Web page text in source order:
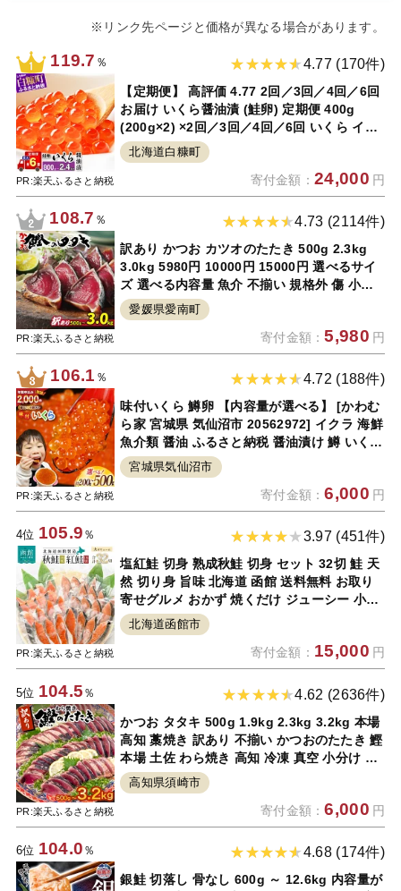
※リンク先ページと価格が異なる場合があります。
119.7 ％
PR:楽天ふるさと納税
4.77 (170件)
【定期便】 高評価 4.77 2回／3回／4回／6回
お届け いくら醤油漬 (鮭卵) 定期便 400g
(200g×2) ×2回／3回／4回／6回 いくら イク
ラ 鮭いくら 鮭イクラ 醤油漬け 鮭 魚卵 魚 魚
介 小分け 人気 ふるさと納税 海鮮 いくらの町
北海道白糠町
寄付金額：24,000 円
108.7 ％
PR:楽天ふるさと納税
4.73 (2114件)
訳あり かつお カツオのたたき 500g 2.3kg
3.0kg 5980円 10000円 15000円 選べるサイ
ズ 選べる内容量 魚介 不揃い 規格外 傷 小分
け 真空 パック 新鮮 鮮魚 天然 鰹 かつお 四国
一 水揚げ 肉 厚 タタキ 冷凍 大容量 ハマスイ
愛媛県愛南町
寄付金額：5,980 円
106.1 ％
PR:楽天ふるさと納税
4.72 (188件)
味付いくら 鱒卵 【内容量が選べる】 [かわむ
ら家 宮城県 気仙沼市 20562972] イクラ 海鮮
魚介類 醤油 ふるさと納税 醤油漬け 鱒 いくら
200g 400g 500g
宮城県気仙沼市
寄付金額：6,000 円
4位 105.9 ％
PR:楽天ふるさと納税
3.97 (451件)
塩紅鮭 切身 熟成秋鮭 切身 セット 32切 鮭 天
然 切り身 旨味 北海道 函館 送料無料 お取り
寄せグルメ おかず 焼くだけ ジューシー 小分
け ホイル焼き 真空パック 鮮度長持ち 朝食 弁
当 しゃけ
北海道函館市
寄付金額： 15,000 円
5位 104.5 ％
PR:楽天ふるさと納税
4.62 (2636件)
かつお タタキ 500g 1.9kg 2.3kg 3.2kg 本場
高知 藁焼き 訳あり 不揃い かつおのたたき 鰹
本場 土佐 わら焼き 高知 冷凍 真空 小分け 個
包装 おつまみ おかず 惣菜 晩ごはん 加工品
カツオ 鰹 刺身 魚 高知県 須崎市
高知県須崎市
寄付金額：6,000 円
6位 104.0 ％ 4.68 (174件)
銀鮭 切落し 骨なし 600g ～ 12.6kg 内容量が